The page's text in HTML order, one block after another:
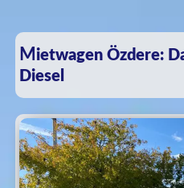
Mietwagen Özdere: Dacia Sandero Stepway
Diesel